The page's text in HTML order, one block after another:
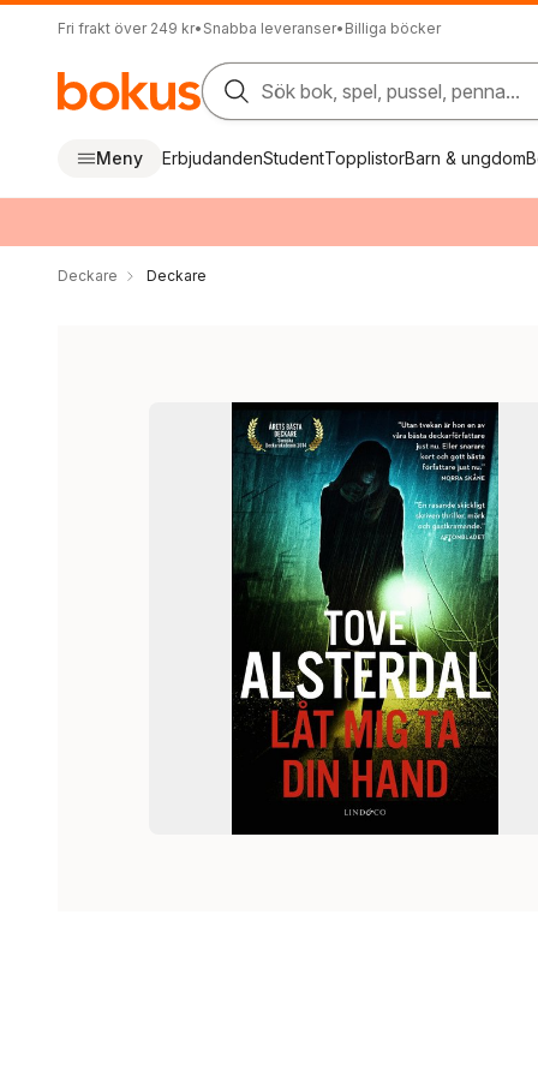
Fri frakt över 249 kr• Snabba leveranser• Billiga böcker
Sök bok, spel, pussel, penna...
Meny ErbjudandenStudentTopplistorBarn & ungdom
Deckare Deckare